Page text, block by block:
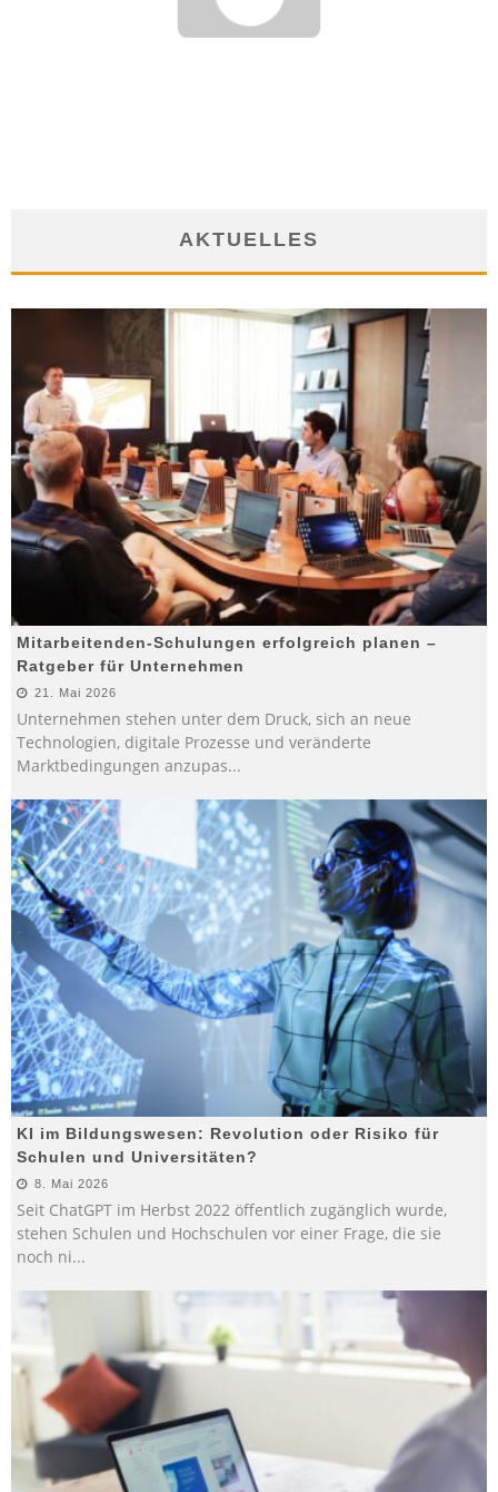
AKTUELLES
Mitarbeitenden-Schulungen erfolgreich planen –
Ratgeber für Unternehmen
21. Mai 2026
Unternehmen stehen unter dem Druck, sich an neue
Technologien, digitale Prozesse und veränderte
Marktbedingungen anzupas...
KI im Bildungswesen: Revolution oder Risiko für
Schulen und Universitäten?
8. Mai 2026
Seit ChatGPT im Herbst 2022 öffentlich zugänglich wurde,
stehen Schulen und Hochschulen vor einer Frage, die sie
noch ni...